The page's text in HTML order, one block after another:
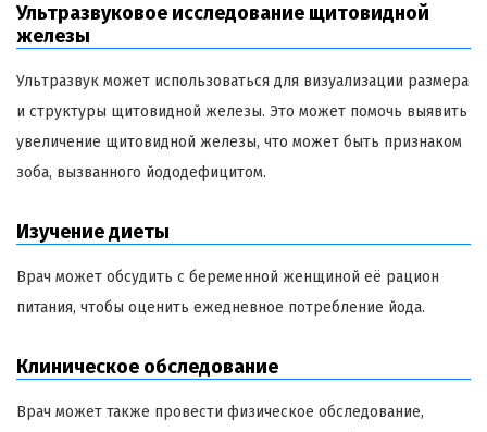
Ультразвуковое исследование щитовидной
железы
Ультразвук может использоваться для визуализации размера
и структуры щитовидной железы. Это может помочь выявить
увеличение щитовидной железы, что может быть признаком
зоба, вызванного йододефицитом.
Изучение диеты
Врач может обсудить с беременной женщиной её рацион
питания, чтобы оценить ежедневное потребление йода.
Клиническое обследование
Врач может также провести физическое обследование,